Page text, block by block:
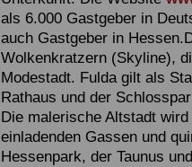
als 6.000 Gastgeber in
auch Gastgeber in
Wolkenkratzern (Skyline),
Modestadt. Fulda gilt als
Rathaus und der
Die malerische Altstadt
einladenden Gassen und
Hessenpark, der Taunus